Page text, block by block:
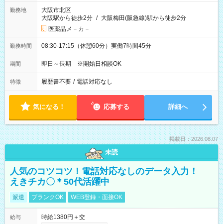
勤務地
大阪市北区
大阪駅から徒歩2分 / 大阪梅田(阪急線)駅から徒歩2分
医薬品メ－カ－
勤務時間 08:30-17:15（休憩60分）実働7時間45分
期間 即日～長期 ※開始日相談OK
特徴 履歴書不要 / 電話対応なし
気になる！ 応募する 詳細へ
掲載日：2026.08.07
未読
人気のコツコツ！電話対応なしのデータ入力！
えきチカ〇＊50代活躍中
派遣 ブランクOK WEB登録・面接OK
給与
時給1380円＋交